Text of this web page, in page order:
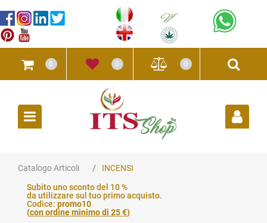
0 0 0
Catalogo Articoli INCENSI
Subito uno sconto del 10 %
da utilizzare sul tuo primo acquisto.
Codice: promo10
(con ordine minimo di 25 €)